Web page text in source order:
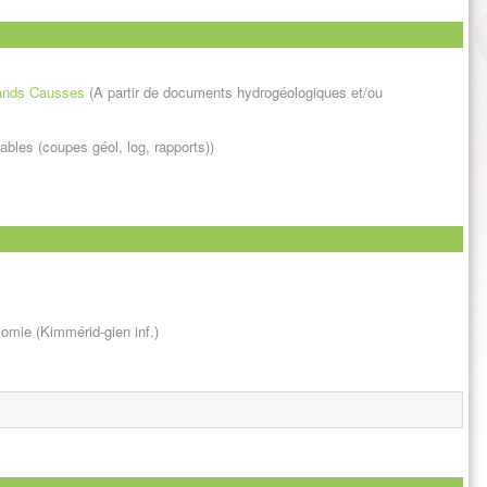
Causses (A partir de documents hydrogéologiques et/ou
(coupes géol, log, rapports))
(Kimmérid-gien inf.)